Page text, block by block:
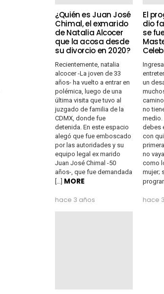
¿Quién es Juan José
Chimal, el exmarido
de Natalia Alcocer
que la acosa desde
su divorcio en 2020?
Recientemente, natalia
alcocer -La joven de 33
años- ha vuelto a entrar en
polémica, luego de una
última visita que tuvo al
juzgado de familia de la
CDMX, donde fue
detenida. En este espacio
alegó que fue emboscado
por las autoridades y su
equipo legal ex marido
Juan José Chimal -50
años-, que fue demandada
[…] MORE
hace 3 años
El
dio
se
un
no
medio.
debes
con
no
como
mujer;
hace